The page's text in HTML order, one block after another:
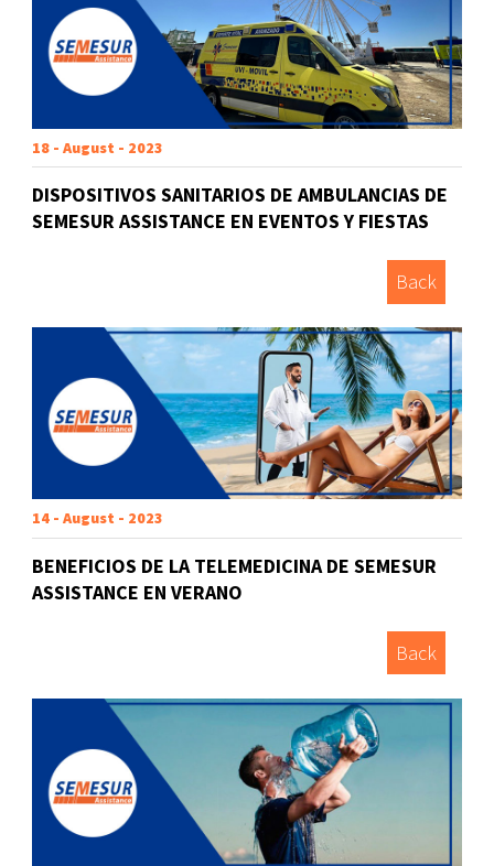
18 - August - 2023
DISPOSITIVOS SANITARIOS DE AMBULANCIAS DE
SEMESUR ASSISTANCE EN EVENTOS Y FIESTAS
Back
14 - August - 2023
BENEFICIOS DE LA TELEMEDICINA DE SEMESUR
ASSISTANCE EN VERANO
Back